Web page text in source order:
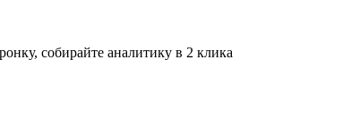
собирайте аналитику в 2 клика